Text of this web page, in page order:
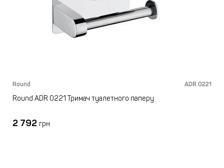
Round ADR 0221
Round ADR 0221 Тримач туалетного паперу
2 792 грн